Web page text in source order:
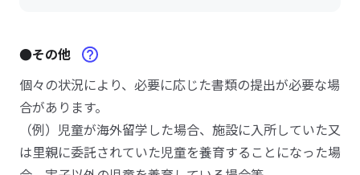
●その他
個々の状況により、必要に応じた書類の提出が必要な場
合があります。
（例）児童が海外留学した場合、施設に入所していた又
は里親に委託されていた児童を養育することになった場